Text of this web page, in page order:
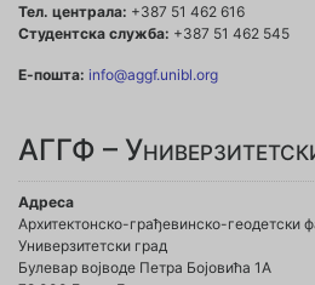
Тел. централа: +387 51 462 616
Студентска служба: +387 51 462 545
Е-пошта: info@aggf.unibl.org
АГГФ –
Адреса
Архитектонско-грађевинско-геодетски
Универзитетски град
Булевар војводе Петра Бојовића 1A